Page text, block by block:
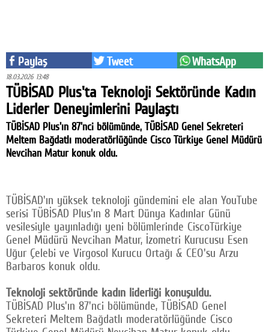
Kültür-sanat
Sağlık
Künye
Facebook
Twitter
Google Plus
Paylaş Tweet WhatsApp
18.03.2026 13:48
TÜBİSAD Plus'ta Teknoloji Sektöründe Kadın
Liderler Deneyimlerini Paylaştı
TÜBİSAD Plus'ın 87'nci bölümünde, TÜBİSAD Genel Sekreteri
Meltem Bağdatlı moderatörlüğünde Cisco Türkiye Genel Müdürü
Nevcihan Matur konuk oldu.
TÜBİSAD'ın yüksek teknoloji gündemini ele alan YouTube
serisi TÜBİSAD Plus'ın 8 Mart Dünya Kadınlar Günü
vesilesiyle yayınladığı yeni bölümlerinde CiscoTürkiye
Genel Müdürü Nevcihan Matur, İzometri Kurucusu Esen
Uğur Çelebi ve Virgosol Kurucu Ortağı & CEO'su Arzu
Barbaros konuk oldu.
Teknoloji sektöründe kadın liderliği konuşuldu.
TÜBİSAD Plus'ın 87'nci bölümünde, TÜBİSAD Genel
Sekreteri Meltem Bağdatlı moderatörlüğünde Cisco